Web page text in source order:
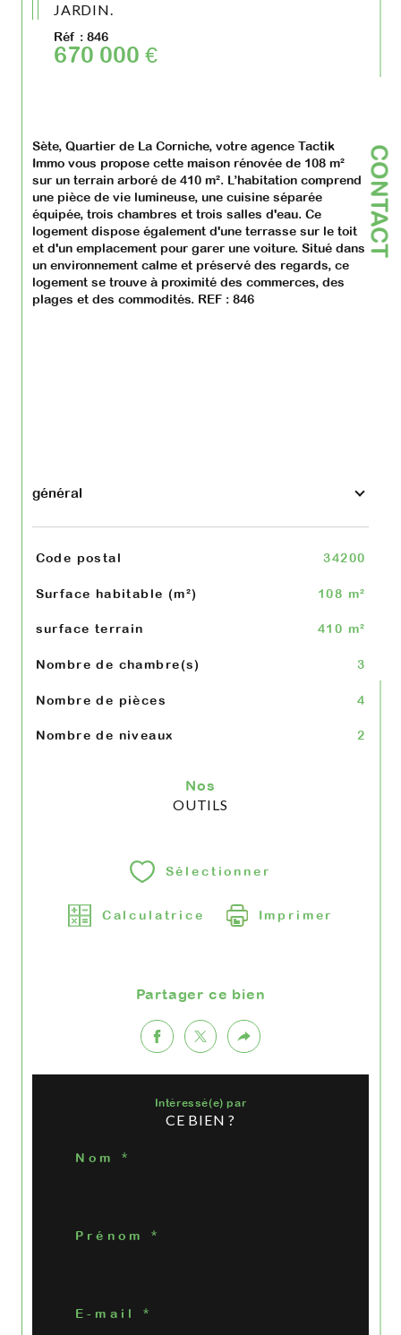
CONTACT
JARDIN.
Réf : 846
670 000 €
Sète, Quartier de La Corniche, votre agence Tactik
Immo vous propose cette maison rénovée de 108 m²
sur un terrain arboré de 410 m². L’habitation comprend
une pièce de vie lumineuse, une cuisine séparée
équipée, trois chambres et trois salles d'eau. Ce
logement dispose également d'une terrasse sur le toit
et d'un emplacement pour garer une voiture. Situé dans
un environnement calme et préservé des regards, ce
logement se trouve à proximité des commerces, des
plages et des commodités. REF : 846
général
TRAD_SIROCCO_Caracteristique
Code postal 34200
Surface habitable (m²) 108 m²
surface terrain 410 m²
Nombre de chambre(s) 3
Nombre de pièces 4
Nombre de niveaux 2
Nos
OUTILS
Sélectionner
Calculatrice Imprimer
Partager ce bien
Intéressé(e) par
CE BIEN ?
Nom *
Prénom *
E-mail *